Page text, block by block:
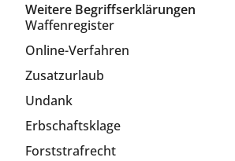
Weitere Begriffserklärungen
Waffenregister
Online-Verfahren
Zusatzurlaub
Undank
Erbschaftsklage
Forststrafrecht